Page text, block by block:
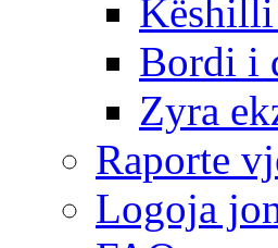
Këshilli
Bordi i
Zyra
Raporte
Logoja